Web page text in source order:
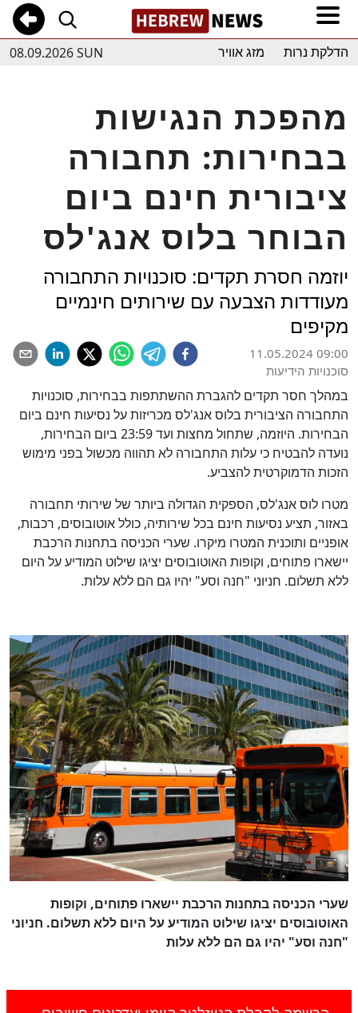
08.09.2026 SUN הדלקת נרות מזג אוויר
מהפכת הנגישות
בבחירות: תחבורה
ציבורית חינם ביום
הבוחר בלוס אנג'לס
יוזמה חסרת תקדים: סוכנויות התחבורה
מעודדות הצבעה עם שירותים חינמיים
מקיפים
11.05.2024 09:00
סוכנויות הידיעות
במהלך חסר תקדים להגברת ההשתתפות בבחירות, סוכנויות
התחבורה הציבורית בלוס אנג'לס מכריזות על נסיעות חינם ביום
הבחירות. היוזמה, שתחול מחצות ועד 23:59 ביום הבחירות,
נועדה להבטיח כי עלות התחבורה לא תהווה מכשול בפני מימוש
הזכות הדמוקרטית להצביע.
מטרו לוס אנג'לס, הספקית הגדולה ביותר של שירותי תחבורה
באזור, תציע נסיעות חינם בכל שירותיה, כולל אוטובוסים, רכבות,
אופניים ותוכנית המטרו מיקרו. שערי הכניסה בתחנות הרכבת
יישארו פתוחים, וקופות האוטובוסים יציגו שילוט המודיע על היום
ללא תשלום. חניוני "חנה וסע" יהיו גם הם ללא עלות.
שערי הכניסה בתחנות הרכבת יישארו פתוחים, וקופות
האוטובוסים יציגו שילוט המודיע על היום ללא תשלום. חניוני
"חנה וסע" יהיו גם הם ללא עלות